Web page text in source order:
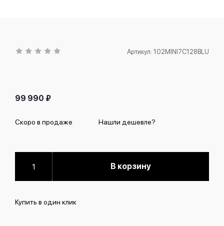
Артикул: 102MINI7C128BLU
99 990 ₽
Скоро в продаже Нашли дешевле?
В корзину
Купить в один клик